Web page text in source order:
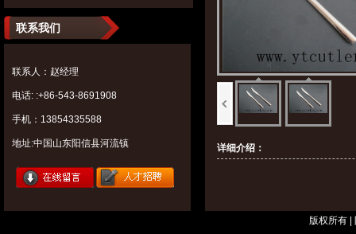
详细介绍：
联系我们
联系人：赵经理
电话: :+86-543-8691908
手机：13854335588
地址:中国山东阳信县河流镇
版权所有 |